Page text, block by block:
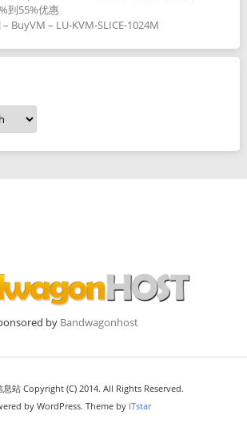
到55%优惠
BuyVM – LU-KVM-SLICE-1024M
by Bandwagonhost
息站 Copyright (C) 2014. All Rights Reserved.
by WordPress. Theme by ITstar